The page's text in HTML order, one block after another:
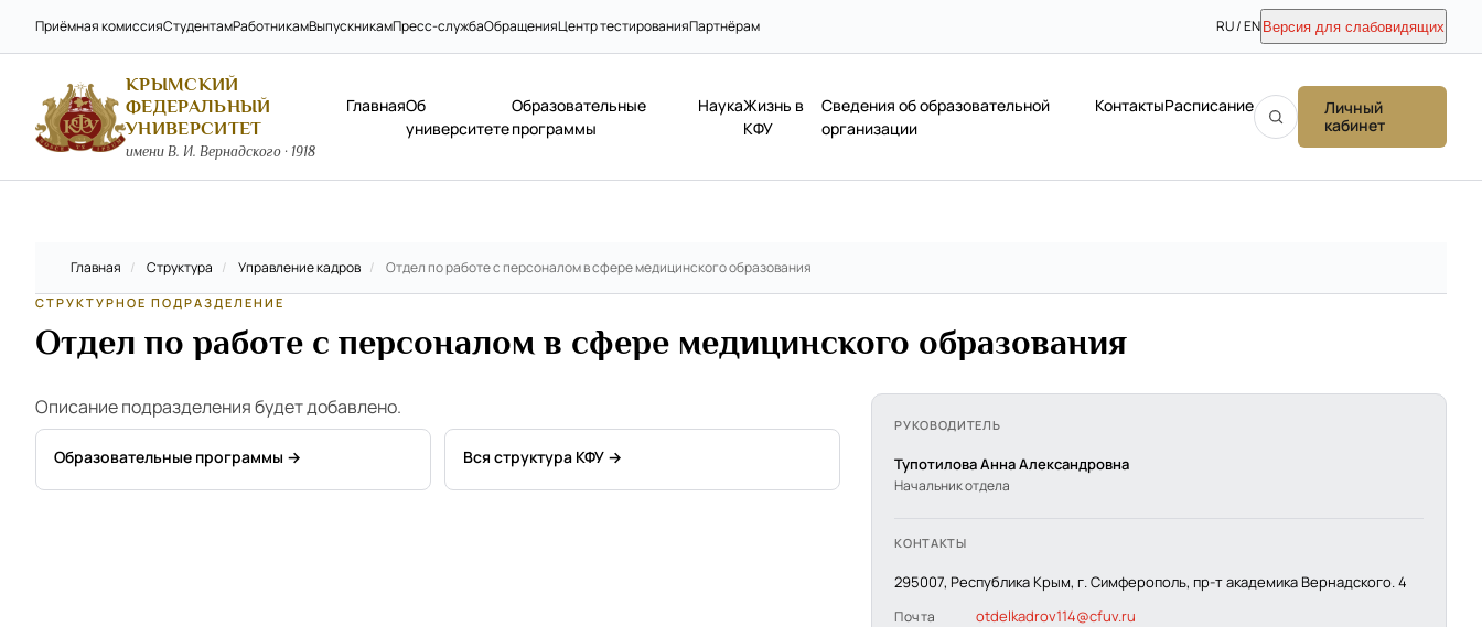
Приёмная комиссияСтудентамРаботникамВыпускникамПресс-службаОбращенияЦентр тестированияПартнёрам RU / EN Версия для слабовидящих
КРЫМСКИЙ
ФЕДЕРАЛЬНЫЙ
УНИВЕРСИТЕТ
имени В. И. Вернадского · 1918
ГлавнаяОб
университете
Образовательные
программы
НаукаЖизнь в
КФУ
Сведения об образовательной
организации
КонтактыРасписание
Личный
кабинет
Главная / Структура / Управление кадров / Отдел по работе с персоналом в сфере медицинского образования
СТРУКТУРНОЕ ПОДРАЗДЕЛЕНИЕ
Отдел по работе с персоналом в сфере медицинского образования
Описание подразделения будет добавлено.
Образовательные программы → Вся структура КФУ →
РУКОВОДИТЕЛЬ
Тупотилова Анна Александровна
Начальник отдела
КОНТАКТЫ
295007, Республика Крым, г. Симферополь, пр-т академика Вернадского. 4
Почта otdelkadrov114@cfuv.ru